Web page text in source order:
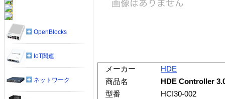
メーカー
HDE
商品名
HDE Controller
型番
HCI30-002
OpenBlocks
IoT関連
ネットワーク